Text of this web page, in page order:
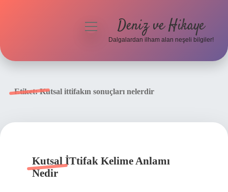
menüyü
Deniz ve Hikaye
Dalgalardan ilham alan neşeli bilgiler!
Etiket:Kutsal ittifakın sonuçları nelerdir
Kutsal İTtifak Kelime Anlamı
Nedir